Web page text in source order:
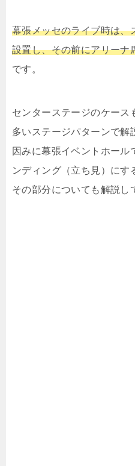
幕張メッセのライブ時は、
設置し、その前にアリーナ
です。
センターステージのケース
多いステージパターンで解
因みに幕張イベントホール
ンディング（立ち見）にす
その部分についても解説し